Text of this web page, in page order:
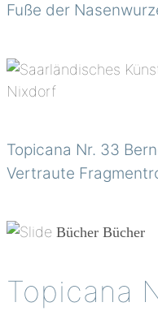
Fuße der
Topicana Nr. 33
Vertraute
Bücher Bücher
Topicana